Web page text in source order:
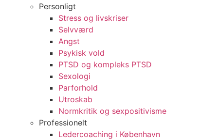
Personligt
Stress og livskriser
Selvværd
Angst
Psykisk vold
PTSD og kompleks PTSD
Sexologi
Parforhold
Utroskab
Normkritik og sexpositivisme
Professionelt
Ledercoaching i København